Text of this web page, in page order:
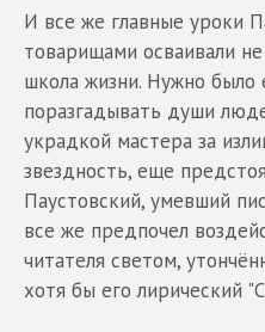
И все же главные уроки
товарищами осваивали
школа жизни. Нужно было
поразгадывать души
украдкой мастера за
звездность, еще
Паустовский, умевший
все же предпочел
читателя светом,
хотя бы его лирический